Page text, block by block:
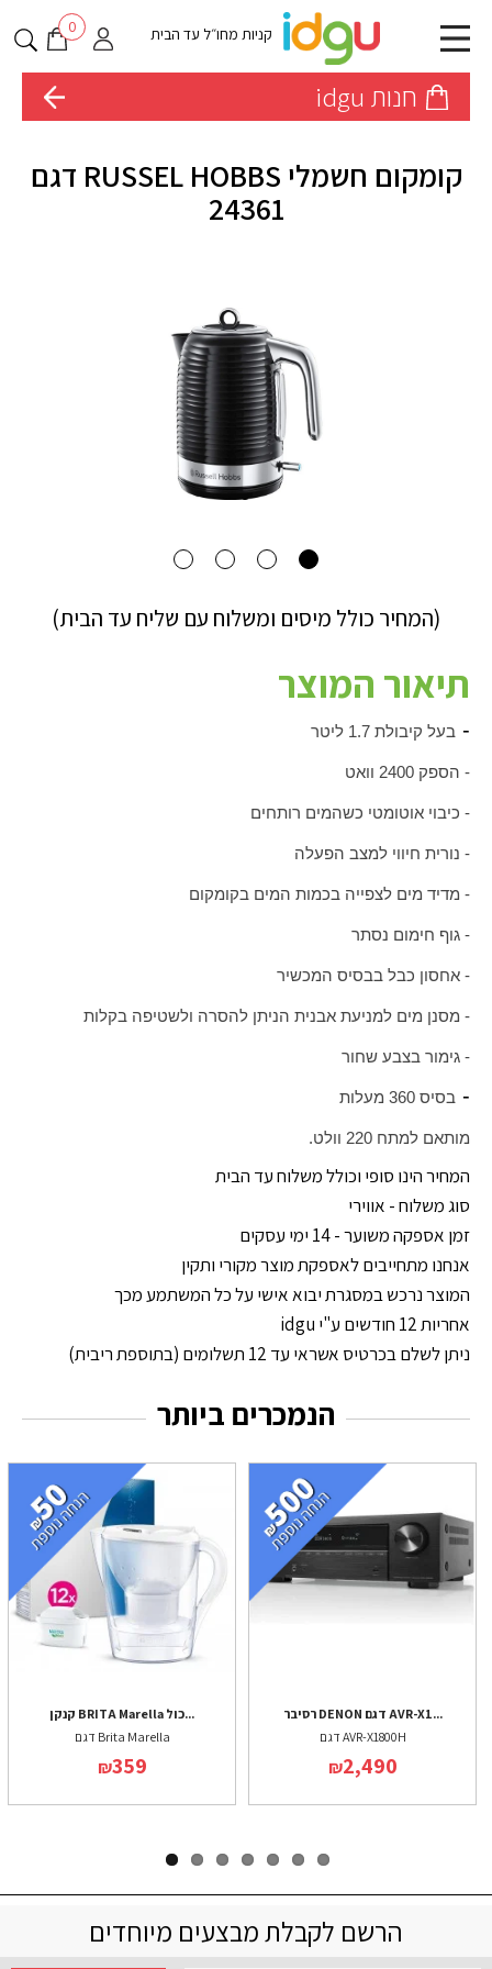
קניות מחו״ל עד הבית 0
חנות idgu
קומקום חשמלי RUSSEL HOBBS דגם
24361
(המחיר כולל מיסים ומשלוח עם שליח עד הבית)
תיאור המוצר
- בעל קיבולת 1.7 ליטר
- הספק 2400 וואט
- כיבוי אוטומטי כשהמים רותחים
- נורית חיווי למצב הפעלה
- מדיד מים לצפייה בכמות המים בקומקום
- גוף חימום נסתר
- אחסון כבל בבסיס המכשיר
- מסנן מים למניעת אבנית הניתן להסרה ולשטיפה בקלות
- גימור בצבע שחור
- בסיס 360 מעלות
מותאם למתח 220 וולט.
המחיר הינו סופי וכולל משלוח עד הבית
סוג משלוח - אווירי
זמן אספקה משוער - 14 ימי עסקים
אנחנו מתחייבים לאספקת מוצר מקורי ותקין
המוצר נרכש במסגרת יבוא אישי על כל המשתמע מכך
אחריות 12 חודשים ע"י idgu
ניתן לשלם בכרטיס אשראי עד 12 תשלומים (בתוספת ריבית)
הנמכרים ביותר
קנקן BRITA Marella כול...
דגם Brita Marella
₪359
רסיבר DENON דגם AVR-X1...
דגם AVR-X1800H
₪2,490
הרשם לקבלת מבצעים מיוחדים